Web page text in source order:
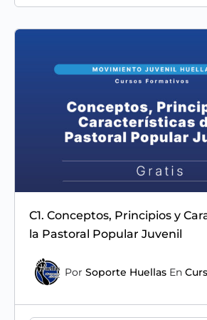
C1. Conceptos, Principios y
la Pastoral Popular Juvenil
Por Soporte Huellas En